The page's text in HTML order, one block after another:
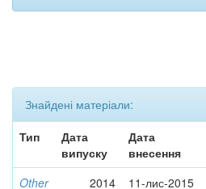
Знайдені матеріали:
Тип
Дата
випуску
Дата
внесення
Other 2014 11-лис-2015